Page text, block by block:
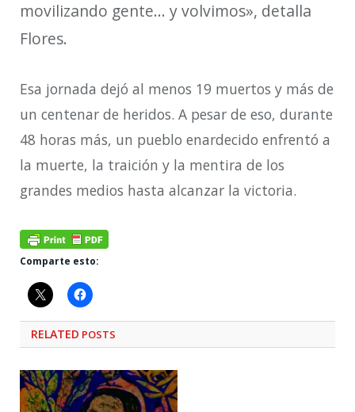
movilizando gente… y volvimos», detalla
Flores.
Esa jornada dejó al menos 19 muertos y más de
un centenar de heridos. A pesar de eso, durante
48 horas más, un pueblo enardecido enfrentó a
la muerte, la traición y la mentira de los
grandes medios hasta alcanzar la victoria.
Comparte esto:
RELATED POSTS